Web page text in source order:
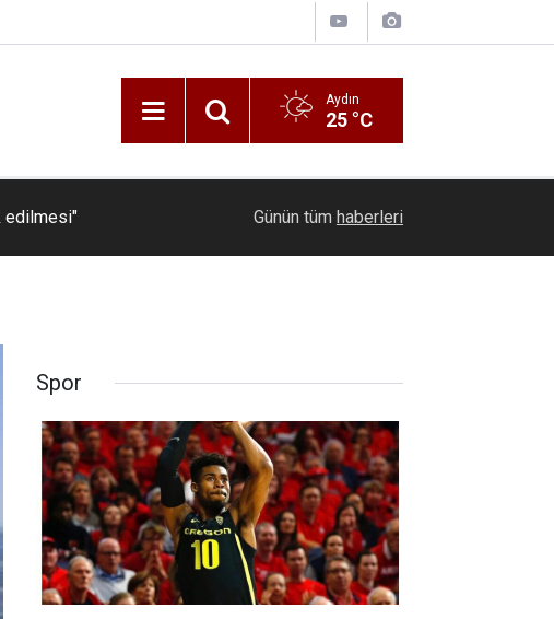
Aydın
25 °C
Y. Denizli Basket skor gücünü artırdı
Günün tüm haberleri
Spor